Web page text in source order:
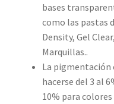
bases
como las pastas
Density, Gel
Marquillas..
La pigmentación
hacerse del 3 al
10% para